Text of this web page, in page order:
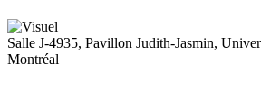
Salle J-4935, Pavillon Judith-Jasmin,
Montréal